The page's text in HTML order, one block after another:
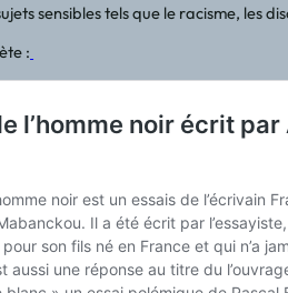
sensibles tels que le racisme, les
: